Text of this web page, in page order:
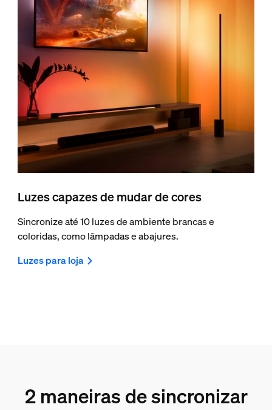
Luzes capazes de mudar de cores
Sincronize até 10 luzes de ambiente brancas e
coloridas, como lâmpadas e abajures.
Luzes para loja
2 maneiras de sincronizar